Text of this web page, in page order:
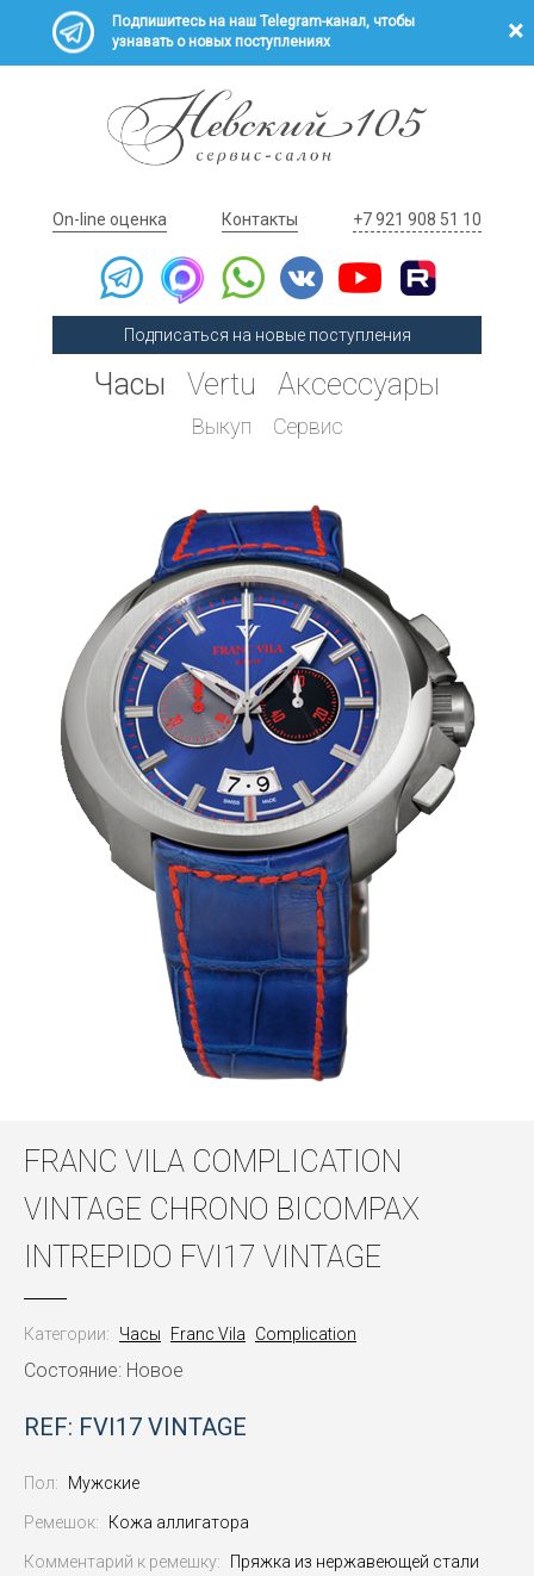
Подпишитесь на наш Telegram-канал, чтобы
узнавать о новых поступлениях
On-line оценка Контакты +7 921 908 51 10
Подписаться на новые поступления
Часы Vertu Аксессуары
Выкуп Сервис
FRANC VILA COMPLICATION
VINTAGE CHRONO BICOMPAX
INTREPIDO FVI17 VINTAGE
Категории: Часы Franc Vila Complication
Состояние: Новое
REF: FVI17 VINTAGE
Пол: Мужские
Ремешок: Кожа аллигатора
Комментарий к ремешку: Пряжка из нержавеющей стали